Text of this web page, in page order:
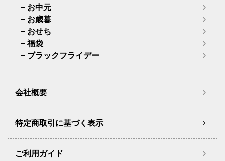
お中元
お歳暮
おせち
福袋
ブラックフライデー
会社概要
特定商取引に基づく表示
ご利用ガイド